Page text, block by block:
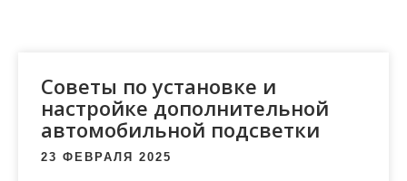
Советы по установке и
настройке дополнительной
автомобильной подсветки
23 ФЕВРАЛЯ 2025